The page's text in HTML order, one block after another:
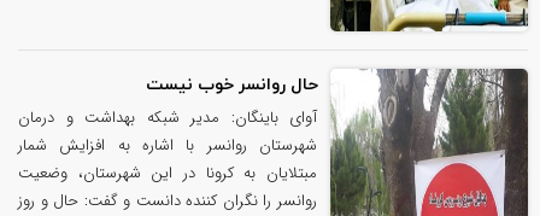
حال روانسر خوب نیست
آوای باینگان: مدیر شبکه بهداشت و درمان
شهرستان روانسر با اشاره به افزایش شمار
مبتلایان به کرونا در این شهرستان، وضعیت
روانسر را نگران کننده دانست و گفت: حال و روز